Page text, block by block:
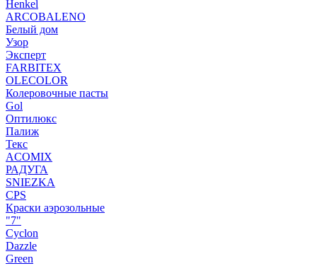
Henkel
ARCOBALENO
Белый дом
Узор
Эксперт
FARBITEX
OLECOLOR
Колеровочные пасты
Gol
Оптилюкс
Палиж
Текс
ACOMIX
РАДУГА
SNIEZKA
CPS
Краски аэрозольные
"7"
Cyclon
Dazzle
Green